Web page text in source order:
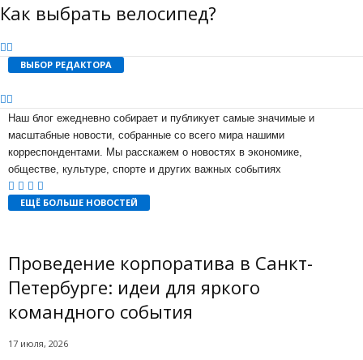
Как выбрать велосипед?
ВЫБОР РЕДАКТОРА
Наш блог ежедневно собирает и публикует самые значимые и
масштабные новости, собранные со всего мира нашими
корреспондентами. Мы расскажем о новостях в экономике,
обществе, культуре, спорте и других важных событиях
ЕЩЁ БОЛЬШЕ НОВОСТЕЙ
Проведение корпоратива в Санкт-
Петербурге: идеи для яркого
командного события
17 июля, 2026